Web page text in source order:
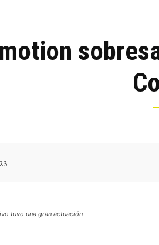
tuvo una gran actuación